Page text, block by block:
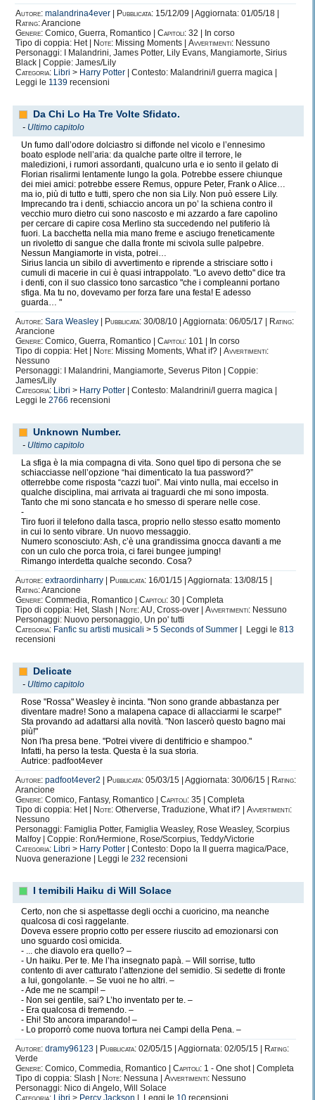
Autore: malandrina4ever Pubblicata: 15/12/09 | Aggiornata: 01/05/18 |
Rating:Arancione
Genere: Comico, Guerra, Romantico | Capitoli: 32 | In corso
Tipo di coppia: Het |
Note: Missing Moments | Avvertimenti: Nessuno
Personaggi: I Malandrini, James Potter, Lily Evans, Mangiamorte, Sirius
Black | Coppie: James/Lily
Categoria: Libri > Harry Potter | Contesto: Malandrini/I guerra magica |
Leggi le 1139 recensioni
Da Chi Lo Ha Tre Volte Sfidato.
- Ultimo capitolo
Un fumo dall’odore dolciastro si diffonde nel vicolo e l’ennesimo
boato esplode nell’aria: da qualche parte oltre il terrore, le
maledizioni, i rumori assordanti, qualcuno urla e io sento il gelato di
Florian risalirmi lentamente lungo la gola. Potrebbe essere chiunque
dei miei amici: potrebbe essere Remus, oppure Peter, Frank o Alice…
ma io, più di tutto e tutti, spero che non sia Lily. Non può essere Lily.
Imprecando tra i denti, schiaccio ancora un po’ la schiena contro il
vecchio muro dietro cui sono nascosto e mi azzardo a fare capolino
per cercare di capire cosa Merlino sta succedendo nel putiferio là
fuori. La bacchetta nella mia mano freme e asciugo freneticamente
un rivoletto di sangue che dalla fronte mi scivola sulle palpebre.
Nessun Mangiamorte in vista, potrei…
Sirius lancia un sibilo di avvertimento e riprende a strisciare sotto i
cumuli di macerie in cui è quasi intrappolato. "Lo avevo detto" dice tra
i denti, con il suo classico tono sarcastico "che i compleanni portano
sfiga. Ma tu no, dovevamo per forza fare una festa! E adesso
guarda… "
Autore: Sara Weasley Pubblicata: 30/08/10 | Aggiornata: 06/05/17 |
Rating:
Arancione
Genere: Comico, Guerra, Romantico | Capitoli: 101 | In corso
Tipo di coppia: Het |
Note: Missing Moments, What if? | Avvertimenti:
Nessuno
Personaggi: I Malandrini, Mangiamorte, Severus Piton | Coppie:
James/Lily
Categoria: Libri > Harry Potter | Contesto: Malandrini/I guerra magica |
Leggi le 2766 recensioni
Unknown Number.
- Ultimo capitolo
La sfiga è la mia compagna di vita. Sono quel tipo di persona che se
schiacciasse nell’opzione “hai dimenticato la tua password?”
otterrebbe come risposta “cazzi tuoi”. Mai vinto nulla, mai eccelso in
qualche disciplina, mai arrivata ai traguardi che mi sono imposta.
Tanto che mi sono stancata e ho smesso di sperare nelle cose.
-
Tiro fuori il telefono dalla tasca, proprio nello stesso esatto momento
in cui lo sento vibrare. Un nuovo messaggio.
Numero sconosciuto: Ash, c’è una grandissima gnocca davanti a me
con un culo che porca troia, ci farei bungee jumping!
Rimango interdetta qualche secondo. Cosa?
Autore: extraordinharry Pubblicata: 16/01/15 | Aggiornata: 13/08/15 |
Rating:Arancione
Genere: Commedia, Romantico | Capitoli: 30 | Completa
Tipo di coppia: Het, Slash |
Note:AU, Cross-over | Avvertimenti: Nessuno
Personaggi: Nuovo personaggio, Un po' tutti
Categoria: Fanfic su artisti musicali > 5 Seconds of Summer | Leggi le 813
recensioni
Delicate
- Ultimo capitolo
Rose "Rossa" Weasley è incinta. "Non sono grande abbastanza per
diventare madre! Sono a malapena capace di allacciarmi le scarpe!"
Sta provando ad adattarsi alla novità. "Non lascerò questo bagno mai
più!"
Non l'ha presa bene. "Potrei vivere di dentifricio e shampoo."
Infatti, ha perso la testa. Questa è la sua storia.
Autrice: padfoot4ever
Autore: padfoot4ever2 Pubblicata: 05/03/15 | Aggiornata: 30/06/15 |
Rating:
Arancione
Genere: Comico, Fantasy, Romantico | Capitoli: 35 | Completa
Tipo di coppia: Het |
Note: Otherverse, Traduzione, What if? | Avvertimenti:
Nessuno
Personaggi: Famiglia Potter, Famiglia Weasley, Rose Weasley, Scorpius
Malfoy | Coppie: Ron/Hermione, Rose/Scorpius, Teddy/Victorie
Categoria: Libri > Harry Potter | Contesto: Dopo la II guerra magica/Pace,
Nuova generazione | Leggi le 232 recensioni
I temibili Haiku di Will Solace
Certo, non che si aspettasse degli occhi a cuoricino, ma neanche
qualcosa di così raggelante.
Doveva essere proprio cotto per essere riuscito ad emozionarsi con
uno sguardo così omicida.
- ... che diavolo era quello? –
- Un haiku. Per te. Me l’ha insegnato papà. – Will sorrise, tutto
contento di aver catturato l’attenzione del semidio. Si sedette di fronte
a lui, gongolante. – Se vuoi ne ho altri. –
- Ade me ne scampi! –
- Non sei gentile, sai? L’ho inventato per te. –
- Era qualcosa di tremendo. –
- Ehi! Sto ancora imparando! –
- Lo proporrò come nuova tortura nei Campi della Pena. –
Autore: dramy96123 Pubblicata: 02/05/15 | Aggiornata: 02/05/15 |
Rating:
Verde
Genere: Comico, Commedia, Romantico | Capitoli: 1 - One shot | Completa
Tipo di coppia: Slash |
Note: Nessuna | Avvertimenti: Nessuno
Personaggi: Nico di Angelo, Will Solace
Categoria:
Libri > Percy Jackson | Leggi le 10 recensioni